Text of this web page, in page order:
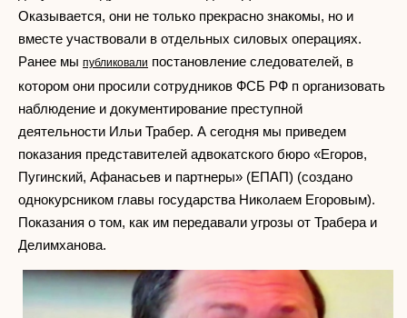
Оказывается, они не только прекрасно знакомы, но и
вместе участвовали в отдельных силовых операциях.
Ранее мы публиковали постановление следователей, в
котором они просили сотрудников ФСБ РФ п организовать
наблюдение и документирование преступной
деятельности Ильи Трабер. А сегодня мы приведем
показания представителей адвокатского бюро «Егоров,
Пугинский, Афанасьев и партнеры» (ЕПАП) (создано
однокурсником главы государства Николаем Егоровым).
Показания о том, как им передавали угрозы от Трабера и
Делимханова.